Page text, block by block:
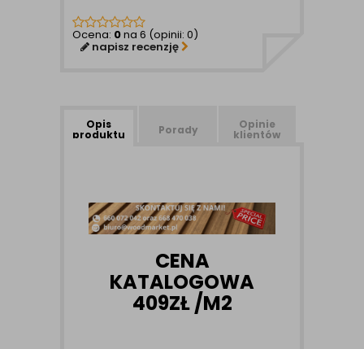
Ocena: 0na 6 (opinii: 0)
napisz recenzję
Opis
produktu Porady Opinie
klientów
CENA
KATALOGOWA
409ZŁ /M2